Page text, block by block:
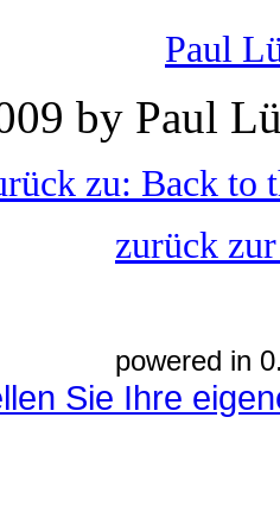
Paul
by Paul
zu: Back to
zurück
powered in
Sie Ihre